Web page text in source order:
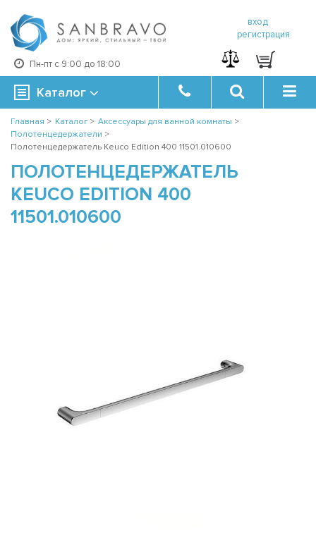
Пн-пт с 9:00 до 18:00
вход
регистрация
Каталог
Главная > Каталог > Аксессуары для ванной комнаты >
Полотенцедержатели >
Полотенцедержатель Keuco Edition 400 11501.010600
ПОЛОТЕНЦЕДЕРЖАТЕЛЬ
KEUCO EDITION 400
11501.010600